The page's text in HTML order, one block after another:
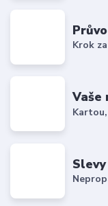
Krok
Vaše